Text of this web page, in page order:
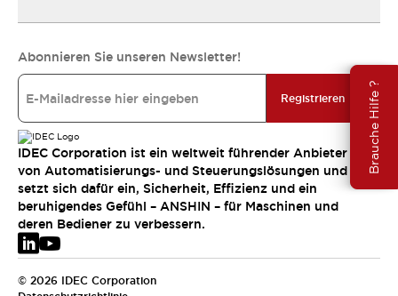
Brauche Hilfe ?
Abonnieren Sie unseren Newsletter!
Registrieren
IDEC Corporation ist ein weltweit führender Anbieter
von Automatisierungs- und Steuerungslösungen und
setzt sich dafür ein, Sicherheit, Effizienz und ein
beruhigendes Gefühl – ANSHIN – für Maschinen und
deren Bediener zu verbessern.
© 2026 IDEC Corporation